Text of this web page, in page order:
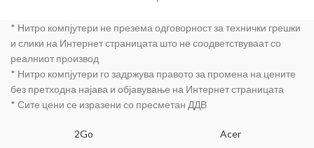
изглед и погодни за пренос.
Вграден сабвуфер за длабоки
високотонците. Вистинска
музичка моќност: 2x5W. PMPO
моќност: 2x580W. Сигнал-до-
бучавост ниво >= 80dB +- 2dB.
на звукот <= 0,3%.
time: >80min Charging time:
about 2 hours
* Нитро компјутери не презема одговорност за технички грешки
и слики на Интернет страницата што не соодветствуваат со
реалниот производ
* Нитро компјутери го задржува правото за промена на цените
без претходна најава и објавување на Интернет страницата
* Сите цени се изразени со пресметан ДДВ
2Go Acer